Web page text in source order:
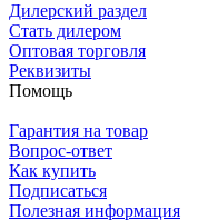
Дилерский раздел
Стать дилером
Оптовая торговля
Реквизиты
Помощь
Гарантия на товар
Вопрос-ответ
Как купить
Подписаться
Полезная информация